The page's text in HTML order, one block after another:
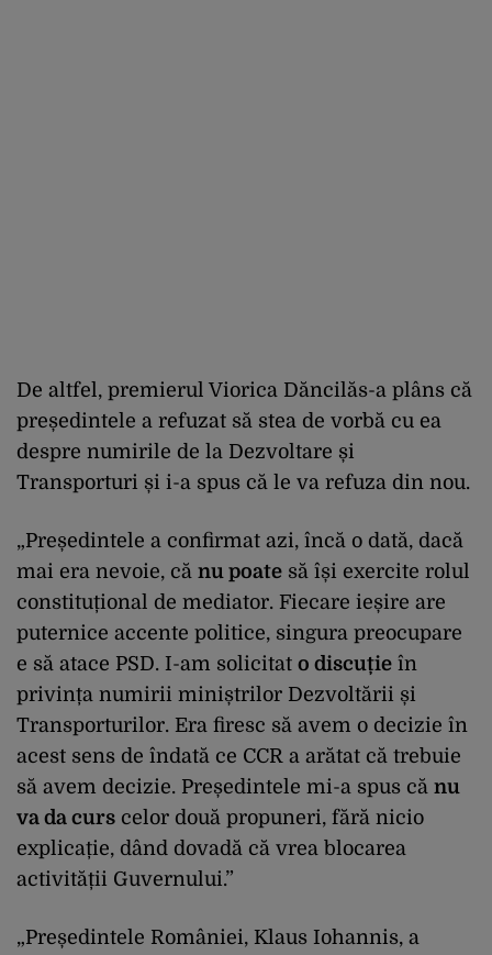
De altfel, premierul Viorica Dăncilăs-a plâns că
președintele a refuzat să stea de vorbă cu ea
despre numirile de la Dezvoltare și
Transporturi și i-a spus că le va refuza din nou.
„Președintele a confirmat azi, încă o dată, dacă
mai era nevoie, că nu poate să își exercite rolul
constituțional de mediator. Fiecare ieșire are
puternice accente politice, singura preocupare
e să atace PSD. I-am solicitat o discuție în
privința numirii miniștrilor Dezvoltării și
Transporturilor. Era firesc să avem o decizie în
acest sens de îndată ce CCR a arătat că trebuie
să avem decizie. Președintele mi-a spus că nu
va da curs celor două propuneri, fără nicio
explicație, dând dovadă că vrea blocarea
activității Guvernului.”
„Președintele României, Klaus Iohannis, a